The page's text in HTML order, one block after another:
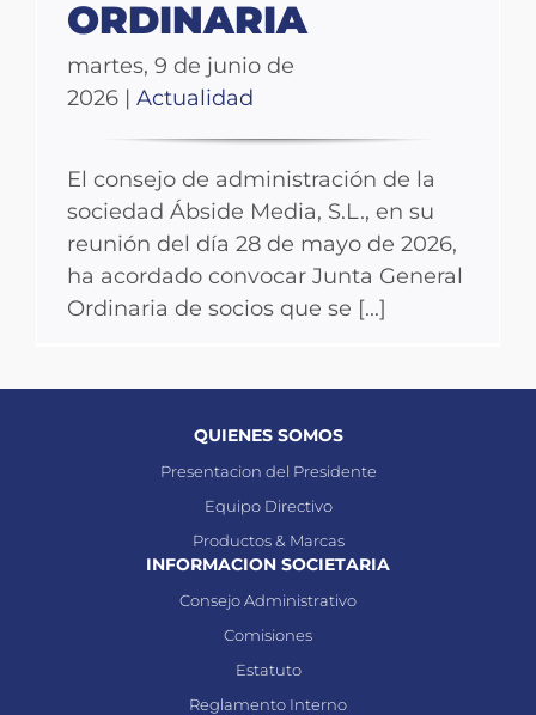
ORDINARIA
martes, 9 de junio de
2026 | Actualidad
El consejo de administración de la
sociedad Ábside Media, S.L., en su
reunión del día 28 de mayo de 2026,
ha acordado convocar Junta General
Ordinaria de socios que se [...]
QUIENES SOMOS
Presentacion del Presidente
Equipo Directivo
Productos & Marcas
INFORMACION SOCIETARIA
Consejo Administrativo
Comisiones
Estatuto
Reglamento Interno